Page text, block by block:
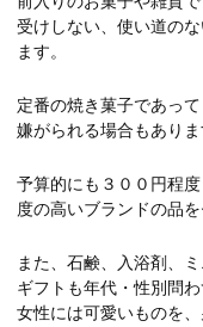
受けしない、使い道の
ます。
定番の焼き菓子であっ
嫌がられる場合もありま
予算的にも３００円程
度の高いブランドの品
また、石鹸、入浴剤、
ギフトも年代・性別問
女性には可愛いものを